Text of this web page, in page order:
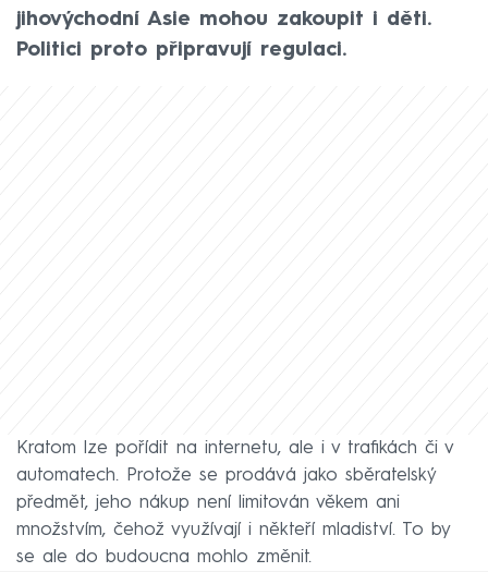
jihovýchodní Asie mohou zakoupit i děti.
Politici proto připravují regulaci.
Kratom lze pořídit na internetu, ale i v trafikách či v
automatech. Protože se prodává jako sběratelský
předmět, jeho nákup není limitován věkem ani
množstvím, čehož využívají i někteří mladiství. To by
se ale do budoucna mohlo změnit.